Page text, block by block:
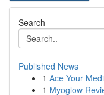
Search
Published News
1 Ace Your
1 Myoglow